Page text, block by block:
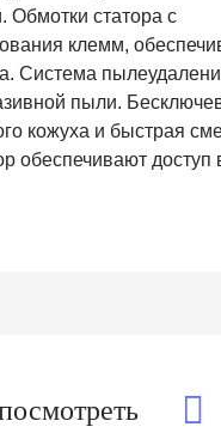
Обмотки статора с
клемм,
Система
пыли.
кожуха и быстрая
обеспечивают доступ